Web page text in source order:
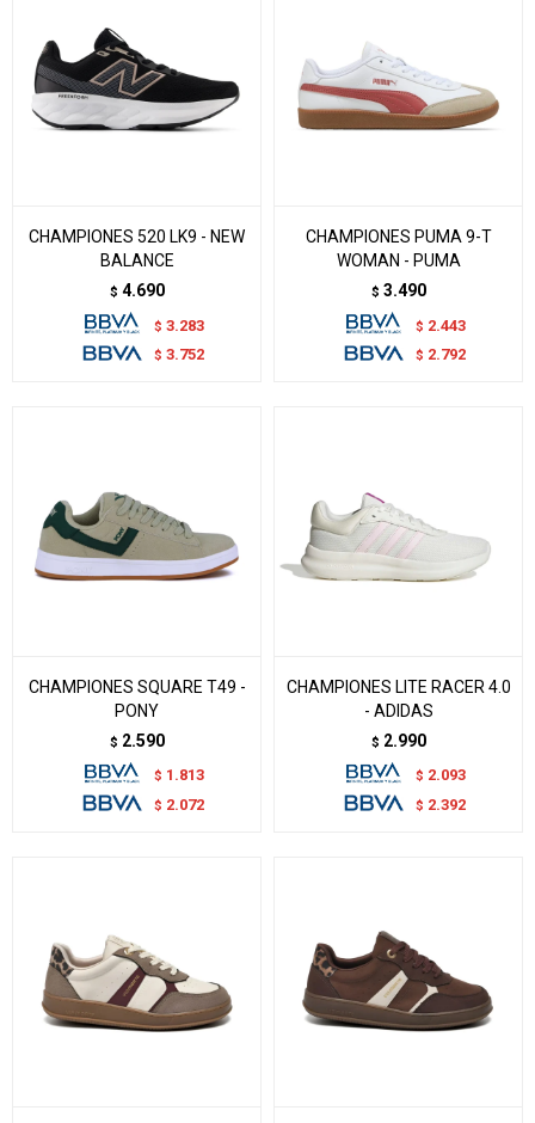
CHAMPIONES 520 LK9 - NEW
BALANCE
$ 4.690
$ 3.283
$ 3.752
CHAMPIONES PUMA 9-T
WOMAN - PUMA
$ 3.490
$ 2.443
$ 2.792
CHAMPIONES SQUARE T49 -
PONY
$ 2.590
$ 1.813
$ 2.072
CHAMPIONES LITE RACER 4.0
- ADIDAS
$ 2.990
$ 2.093
$ 2.392